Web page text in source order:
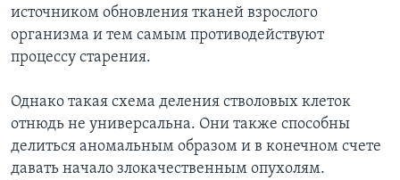
Learning English
Языки
источником обновления тканей взрослого
организма и тем самым противодействуют
процессу старения.
Однако такая схема деления стволовых клеток
отнюдь не универсальна. Они также способны
делиться аномальным образом и в конечном счете
давать начало злокачественным опухолям.